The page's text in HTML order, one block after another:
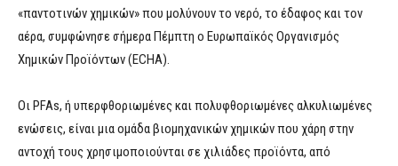
«παντοτινών χημικών» που μολύνουν το νερό, το έδαφος και τον
αέρα, συμφώνησε σήμερα Πέμπτη ο Ευρωπαϊκός Οργανισμός
Χημικών Προϊόντων (ECHA).
Οι PFAs, ή υπερφθοριωμένες και πολυφθοριωμένες αλκυλιωμένες
ενώσεις, είναι μια ομάδα βιομηχανικών χημικών που χάρη στην
αντοχή τους χρησιμοποιούνται σε χιλιάδες προϊόντα, από